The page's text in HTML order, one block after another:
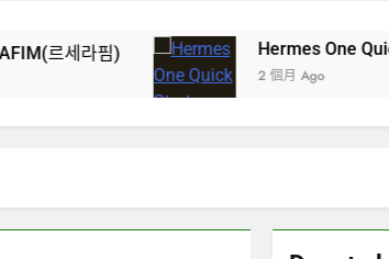
Hermes One Quick Start
2 個月 Ago